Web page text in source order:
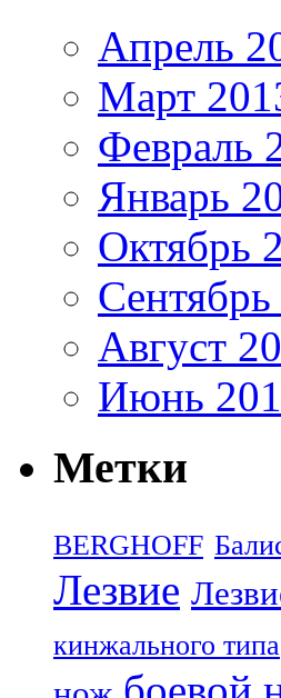
Апрель
Март
Февраль
Январь
Октябрь
Август
Июнь
Метки
BERGHOFF
Лезвие
кинжального типа